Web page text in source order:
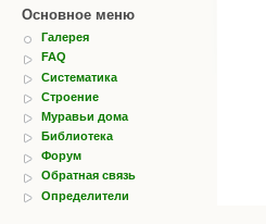
Основное меню
Галерея
FAQ
Систематика
Строение
Муравьи дома
Библиотека
Форум
Обратная связь
Определители